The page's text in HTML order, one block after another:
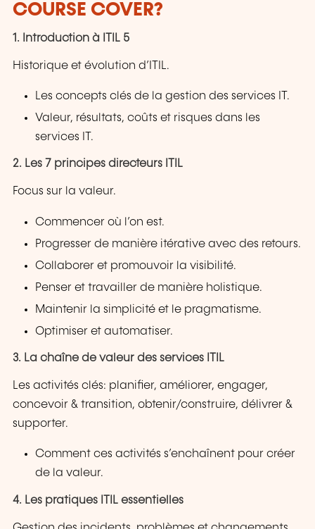
COURSE COVER?
1. Introduction à ITIL 5
Historique et évolution d’ITIL.
Les concepts clés de la gestion des services IT.
Valeur, résultats, coûts et risques dans les
services IT.
2. Les 7 principes directeurs ITIL
Focus sur la valeur.
Commencer où l’on est.
Progresser de manière itérative avec des retours.
Collaborer et promouvoir la visibilité.
Penser et travailler de manière holistique.
Maintenir la simplicité et le pragmatisme.
Optimiser et automatiser.
3. La chaîne de valeur des services ITIL
Les activités clés: planifier, améliorer, engager,
concevoir & transition, obtenir/construire, délivrer &
supporter.
Comment ces activités s’enchaînent pour créer
de la valeur.
4. Les pratiques ITIL essentielles